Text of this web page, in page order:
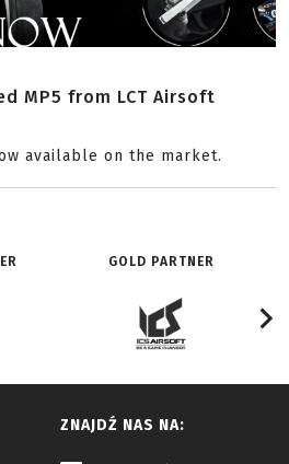
MP5 from LCT Airsoft
available on the market.
GOLD PARTNER
ZNAJDŹ NAS NA: